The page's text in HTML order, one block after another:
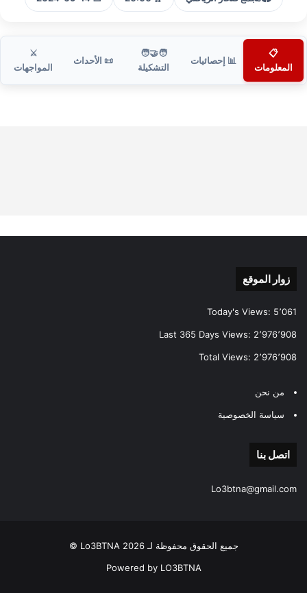
📋
المعلومات
📊 إحصائيات
🧑‍🤝‍🧑
التشكيلة
📜 الأحداث
⚔️
المواجهات
زوار الموقع
Today's Views: 5٬061
Last 365 Days Views: 2٬976٬908
Total Views: 2٬976٬908
من نحن
سياسة الخصوصية
اتصل بنا
Lo3btna@gmail.com
جميع الحقوق محفوظة لـ Lo3BTNA 2026 ©
Powered by LO3BTNA